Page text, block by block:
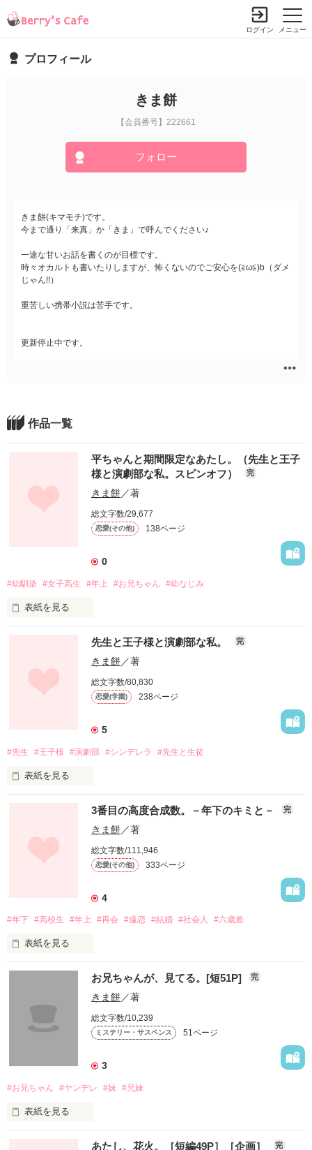
メニュー
ログイン
プロフィール
きま餅
【会員番号】222661
フォロー
きま餅(キマモチ)です。
今まで通り「来真」か「きま」で呼んでください♪
一途な甘いお話を書くのが目標です。
時々オカルトも書いたりしますが、怖くないのでご安心を(≧ω≦)b（ダメ
じゃん!!）
重苦しい携帯小説は苦手です。
更新停止中です。
作品一覧
平ちゃんと期間限定なあたし。（先生と王子
様と演劇部な私。スピンオフ）
完
きま餅／著
総文字数/29,677
恋愛(その他) 138ページ
0
#幼馴染 #女子高生 #年上 #お兄ちゃん #幼なじみ
表紙を見る
ギリギリ女子高生のあたし。
大好きな幼馴染のお兄ちゃんは
*************************
◆矢島カオリ（やじまかおり）◆
大学入学を控えた、高校三年生。
お隣に住む幼馴染。
高校の先生をしている、
"女子高生大好き"お兄ちゃん
*************************
「女子高生最高っ!!」
ゲシッ。
思いっきり蹴ってあげた。
*　*　*　*　*　*　*　*　*　*　*
先生と王子様と演劇部な私。 完
きま餅／著
総文字数/80,830
恋愛(学園) 238ページ
5
#先生 #王子様 #演劇部 #シンデレラ #先生と生徒
表紙を見る
私はもう一度聞き直した。
「そうだね。では、
僕が貴方を探しましょう。
私の手の甲に
*************************
－演劇部の主人公－
仲舘柚子（なかだてゆず）
－顧問兼、担任　無愛想・眼鏡－
佐々木朗（ささきあきら）
*　*　*　*　*　*　*　*　*　*
お読み頂いた方、
本棚inしてくださっている
貴重な貴重な方々
3番目の高度合成数。－年下のキミと－ 完
きま餅／著
総文字数/111,946
恋愛(その他) 333ページ
4
#年下 #高校生 #年上 #再会 #遠恋 #結婚 #社会人 #六歳差
表紙を見る
結婚しようと言った彼は
遠い地へ転勤中。
そんな私の前に、
*　*　*　*　*　*　*　*　*　*　*
◆安立　実句（あだち　みく）◆
派遣社員の二十三歳。
何かに焦るお年頃。
お兄ちゃんが、見てる。[短51P] 完
きま餅／著
総文字数/10,239
ミステリー・サスペンス 51ページ
3
#お兄ちゃん #ヤンデレ #妹 #兄妹
表紙を見る
あたし、花火。［短編49P］［企画］ 完